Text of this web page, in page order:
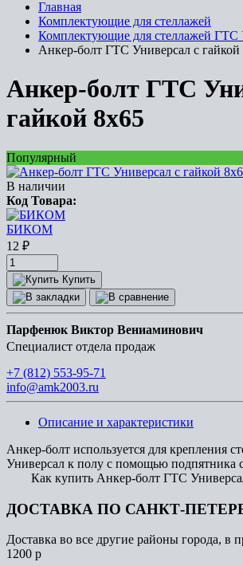
Главная
Комплектующие для стеллажей
Комплектующие для стеллажей
Анкер-болт ГТС Универсал с гайкой
Анкер-болт ГТС
гайкой 8x65
Популярный
В наличии
Код Товара:
БИКОМ
12 ₽
Купить
Парфенюк Виктор Вениаминович
Специалист отдела продаж
+7 (812) 553-95-71
info@amk2003.ru
Описание и характеристики
Анкер-болт используется для крепления
Универсал к полу с помощью подпятника
Как купить Анкер-болт ГТС
ДОСТАВКА ПО САНКТ-
Доставка во все другие районы города, в
1200 р